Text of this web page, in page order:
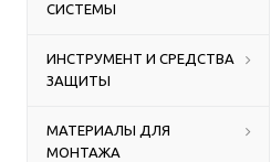
СИСТЕМЫ
ИНСТРУМЕНТ И СРЕДСТВА
ЗАЩИТЫ
МАТЕРИАЛЫ ДЛЯ
МОНТАЖА